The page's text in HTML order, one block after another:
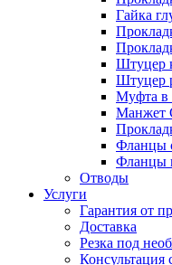
Гайка
Штуцер
Штуцер
Муфта в
Манжет
Фланцы
Фланцы
Отводы
Услуги
Гарантия от
Доставка
Резка под
Консультация